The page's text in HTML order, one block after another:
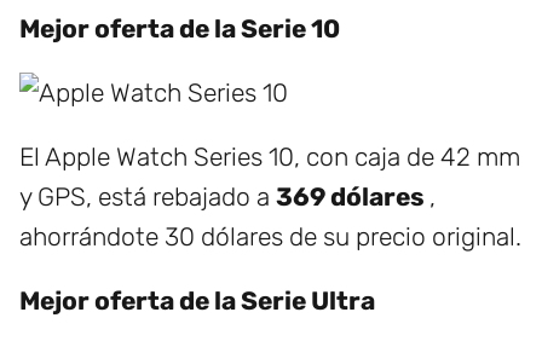
Mejor oferta de la Serie 10
El Apple Watch Series 10, con caja de 42 mm
y GPS, está rebajado a 369 dólares ,
ahorrándote 30 dólares de su precio original.
Mejor oferta de la Serie Ultra